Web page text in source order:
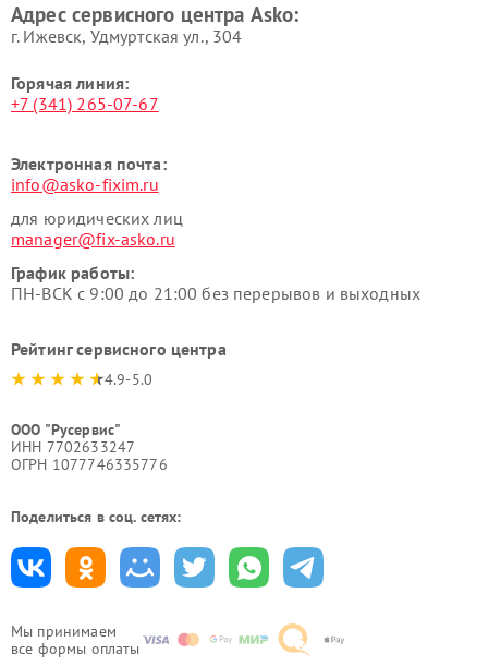
Мы принимаем
все формы оплаты
Asko
Адрес сервисного центра Asko:
г. Ижевск, Удмуртская ул., 304
Горячая линия:
+7 (341) 265-07-67
Электронная почта:
info@asko-fixim.ru
для юридических лиц
manager@fix-asko.ru
График работы:
ПН-ВСК с 9:00 до 21:00 без перерывов и выходных
Рейтинг сервисного центра
4.9-5.0
ООО "Русервис"
ИНН 7702633247
ОГРН 1077746335776
Поделиться в соц. сетях: